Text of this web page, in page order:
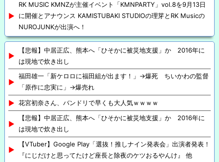
RK MUSIC KMNZが主催イベント「KMNPARTY」vol.8を9月13日
に開催とアナウンス KAMISTUBAKI STUDIOの理芽とRK Musicの
NUROJUNKが出演へ！
【悲報】中居正広、熊本へ「ひそかに被災地支援」か 2016年に
は現地で炊き出し
福田雄一「新ケロロに福田組が出ます！」→爆死 ちいかわの監督
「原作に忠実に」→爆売れ
花宮初奈さん、バンドリで早くも大人気ｗｗｗｗ
【悲報】中居正広、熊本へ「ひそかに被災地支援」か 2016年に
は現地で炊き出し
【VTuber】Google Play「選抜！推しナイン発表会」出演者発表！
『にじだけと思ってたけど座長と除夜のケツおるやんけ』 他